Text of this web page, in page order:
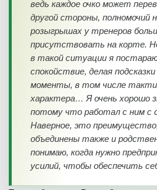
ведь каждое очко может
другой стороны, полномочий
розыгрышах у тренеров
присутствовать на корте.
в такой ситуации я
спокойствие, делая
моменты, в том числе
характера… Я очень хорошо
потому что работал с ним с
Наверное, это
объединены также и
понимаю, когда нужно
усилий, чтобы обеспечить